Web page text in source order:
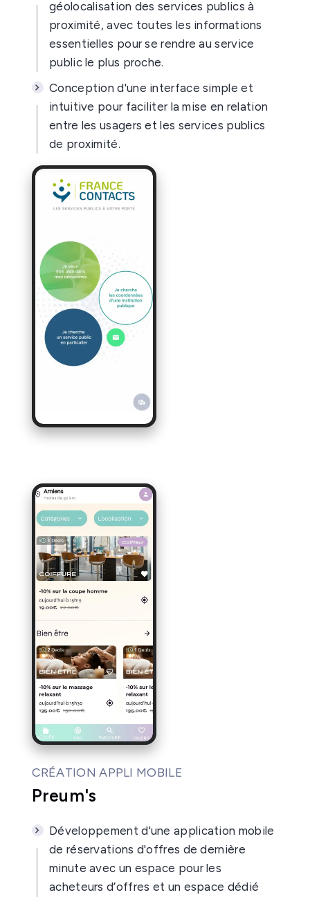
géolocalisation des services publics à
proximité, avec toutes les informations
essentielles pour se rendre au service
public le plus proche.
Conception d'une interface simple et
intuitive pour faciliter la mise en relation
entre les usagers et les services publics
de proximité.
CRÉATION APPLI MOBILE
Preum's
Développement d'une application mobile
de réservations d'offres de dernière
minute avec un espace pour les
acheteurs d’offres et un espace dédié